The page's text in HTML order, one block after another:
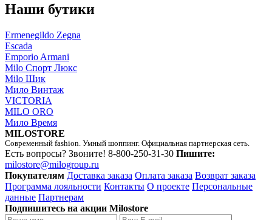
Наши бутики
Ermenegildo Zegna
Escada
Emporio Armani
Milo Спорт Люкс
Milo Шик
Мило Винтаж
VICTORIA
MILO ORO
Мило Время
MILOSTORE
Современный fashion. Умный шоппинг. Официальная партнерская сеть.
Есть вопросы? Звоните! 8-800-250-31-30 Пишите:
milostore@milogroup.ru
Покупателям Доставка заказа Оплата заказа Возврат заказа
Программа лояльности Контакты О проекте Персональные
данные Партнерам
Подпишитесь на акции Milostore